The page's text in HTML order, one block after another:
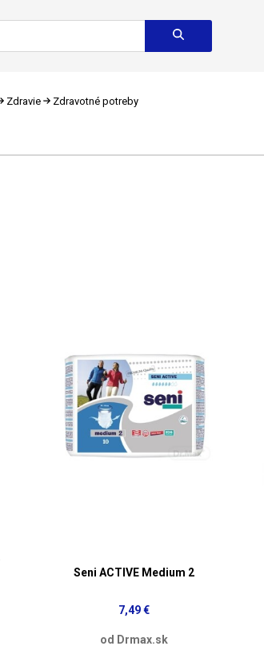
Zdravie Zdravotné potreby
Seni ACTIVE Medium 2
7,49 €
od Drmax.sk